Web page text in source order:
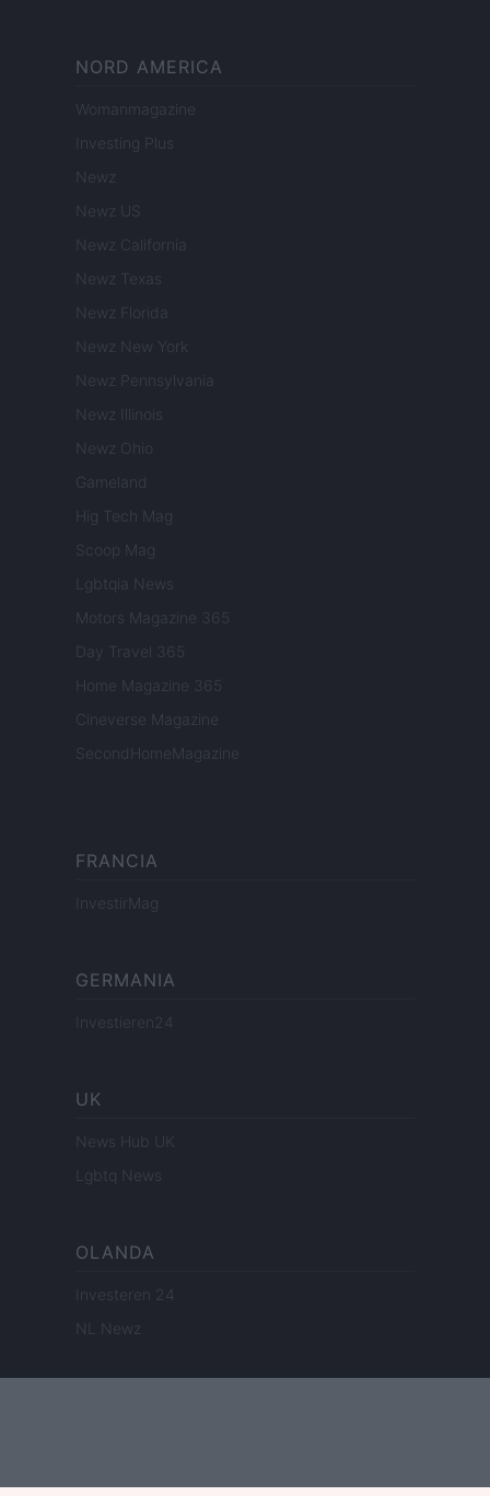
NORD AMERICA
Womanmagazine
Investing Plus
Newz
Newz US
Newz California
Newz Texas
Newz Florida
Newz New York
Newz Pennsylvania
Newz Illinois
Newz Ohio
Gameland
Hig Tech Mag
Scoop Mag
Lgbtqia News
Motors Magazine 365
Day Travel 365
Home Magazine 365
Cineverse Magazine
SecondHomeMagazine
FRANCIA
InvestirMag
GERMANIA
Investieren24
UK
News Hub UK
Lgbtq News
OLANDA
Investeren 24
NL Newz